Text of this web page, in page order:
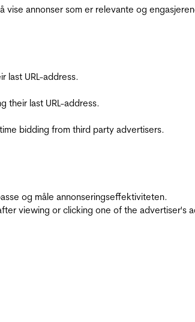
annonser som er relevante og
last URL-address.
their last URL-address.
bidding from third party advertisers.
og måle annonseringseffektiviteten.
viewing or clicking one of the advertiser's